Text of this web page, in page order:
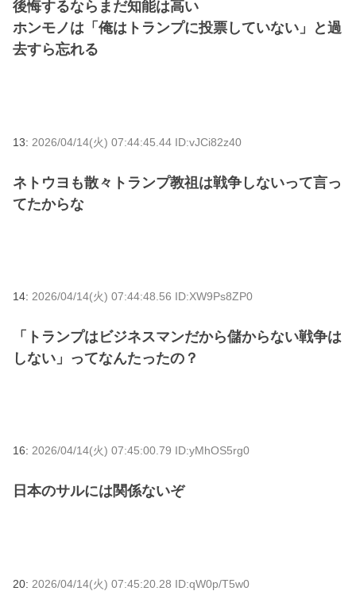
後悔するならまだ知能は高い
ホンモノは「俺はトランプに投票していない」と過
去すら忘れる
13: 2026/04/14(火) 07:44:45.44 ID:vJCi82z40
ネトウヨも散々トランプ教祖は戦争しないって言っ
てたからな
14: 2026/04/14(火) 07:44:48.56 ID:XW9Ps8ZP0
「トランプはビジネスマンだから儲からない戦争は
しない」ってなんたったの？
16: 2026/04/14(火) 07:45:00.79 ID:yMhOS5rg0
日本のサルには関係ないぞ
20: 2026/04/14(火) 07:45:20.28 ID:qW0p/T5w0